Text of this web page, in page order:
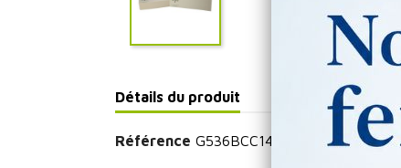
Détails du produit
Référence G536BCC14